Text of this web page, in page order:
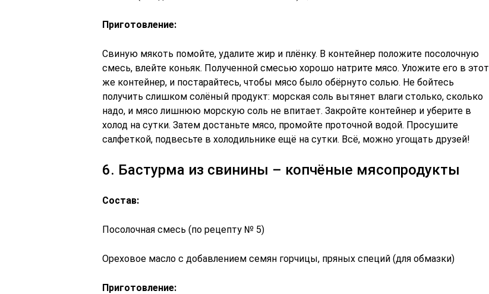
Приготовление:
Свиную мякоть помойте, удалите жир и плёнку. В контейнер положите посолочную
смесь, влейте коньяк. Полученной смесью хорошо натрите мясо. Уложите его в этот
же контейнер, и постарайтесь, чтобы мясо было обёрнуто солью. Не бойтесь
получить слишком солёный продукт: морская соль вытянет влаги столько, сколько
надо, и мясо лишнюю морскую соль не впитает. Закройте контейнер и уберите в
холод на сутки. Затем достаньте мясо, промойте проточной водой. Просушите
салфеткой, подвесьте в холодильнике ещё на сутки. Всё, можно угощать друзей!
6. Бастурма из свинины – копчёные мясопродукты
Состав:
Посолочная смесь (по рецепту № 5)
Ореховое масло с добавлением семян горчицы, пряных специй (для обмазки)
Приготовление: